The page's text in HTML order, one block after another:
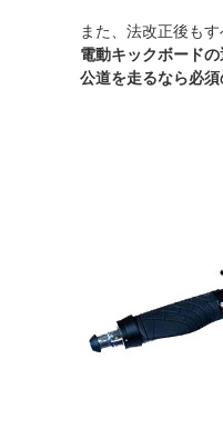
また、法改正後も
電動キックボード
公道を走るなら必